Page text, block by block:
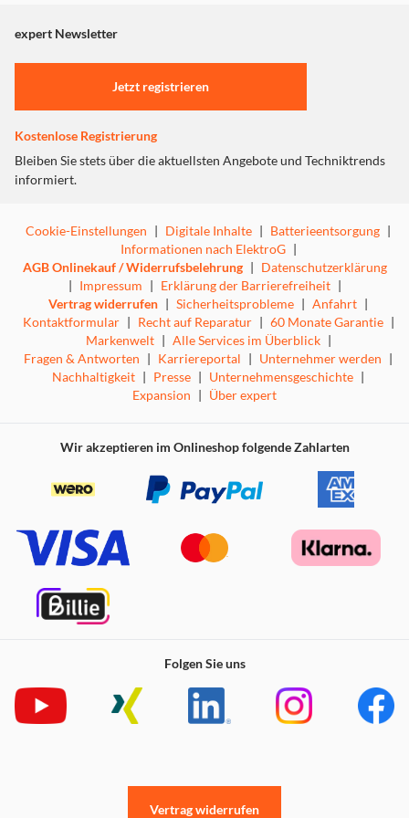
"Marketing".
Einstellungen anpassen
expert Newsletter
Jetzt registrieren
Kostenlose Registrierung
Bleiben Sie stets über die aktuellsten Angebote und Techniktrends
informiert.
Cookie-Einstellungen | Digitale Inhalte | Batterieentsorgung |
Informationen nach ElektroG |
AGB Onlinekauf / Widerrufsbelehrung | Datenschutzerklärung
| Impressum | Erklärung der Barrierefreiheit |
Vertrag widerrufen | Sicherheitsprobleme | Anfahrt |
Kontaktformular | Recht auf Reparatur | 60 Monate Garantie |
Markenwelt | Alle Services im Überblick |
Fragen & Antworten | Karriereportal | Unternehmer werden |
Nachhaltigkeit | Presse | Unternehmensgeschichte |
Expansion | Über expert
Wir akzeptieren im Onlineshop folgende Zahlarten
Folgen Sie uns
Vertrag widerrufen